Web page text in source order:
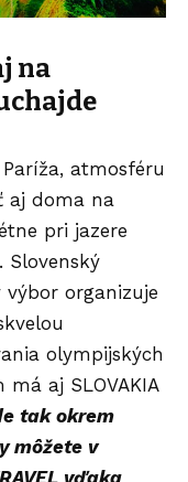
na
atmosféru
aj doma na
pri jazere
Slovenský
organizuje
olympijských
aj SLOVAKIA
tak okrem
môžete v
vďaka